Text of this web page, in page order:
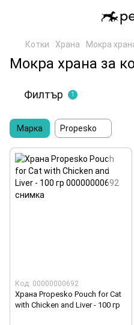
Котки Храна Мокра
Мокра храна за
Филтър 1
Марка Propesko
Код: 00000000692
Храна Propesko Pouch for Cat
with Chicken and Liver - 100 гр